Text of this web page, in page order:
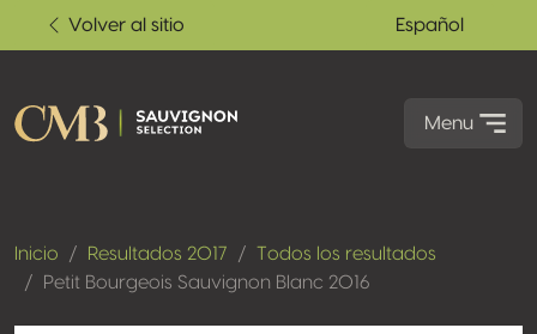
Volver al sitio Español
Menu
Inicio Resultados 2017
Todos los resultados
Petit Bourgeois Sauvignon Blanc 2016